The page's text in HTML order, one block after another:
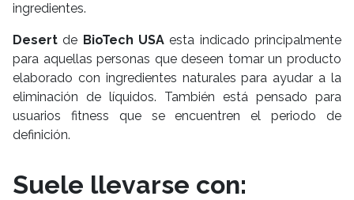
ingredientes.
Desertde BioTech USA esta indicado principalmente
para aquellas personas que deseen tomar un producto
elaborado con ingredientes naturales para ayudar a la
eliminación de líquidos. También está pensado para
usuarios fitness que se encuentren el periodo de
definición.
Suele llevarse con: